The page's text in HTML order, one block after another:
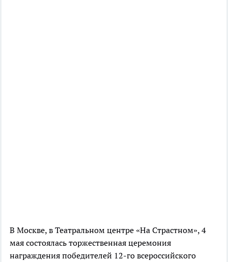
В Москве, в Театральном центре «На Страстном», 4
мая состоялась торжественная церемония
награждения победителей 12-го всероссийского